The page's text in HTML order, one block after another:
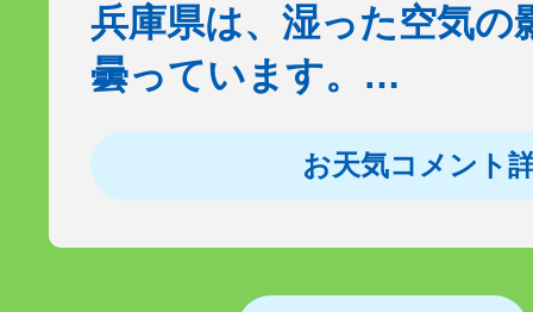
兵庫県は、湿った空気の
曇っています。…
お天気コメント